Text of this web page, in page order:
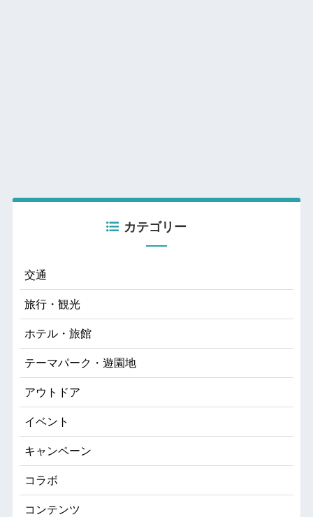
カテゴリー
交通
旅行・観光
ホテル・旅館
テーマパーク・遊園地
アウトドア
イベント
キャンペーン
コラボ
コンテンツ